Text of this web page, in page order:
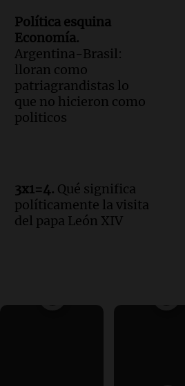
Política esquina
Economía.
Argentina-Brasil:
lloran como
patriagrandistas lo
que no hicieron como
politicos
3x1=4. Qué significa
políticamente la visita
del papa León XIV